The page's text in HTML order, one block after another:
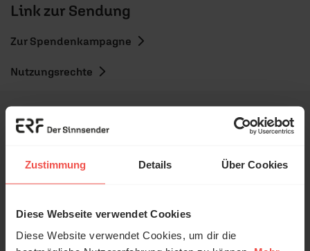
Zustimmung Details Über Cookies
Diese Webseite verwendet Cookies
Diese Website verwendet Cookies, um dir die
Link zur Sendung
Zur Spendenkampagne
Nutzungsrechte
Ihr Kommentar
© Ruth Schneider / ERF